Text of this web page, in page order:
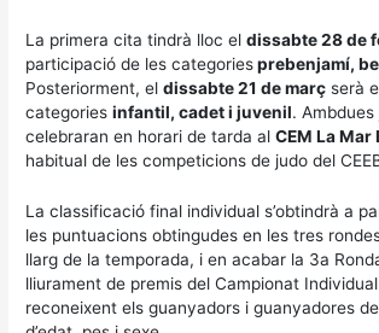
La primera cita tindrà lloc eldissabte 28 de
participació de les categoriesprebenjamí,
Posteriorment, eldissabte 21 de març serà
categoriesinfantil, cadet i juvenil.
celebraran en horari de tarda alCEM La Mar
habitual de les competicions de judo del
La classificació final individual s’obtindrà a
les puntuacions obtingudes en les tres
llarg de la temporada, i en acabar la 3a
lliurament de premis del Campionat
reconeixent els guanyadors i guanyadores